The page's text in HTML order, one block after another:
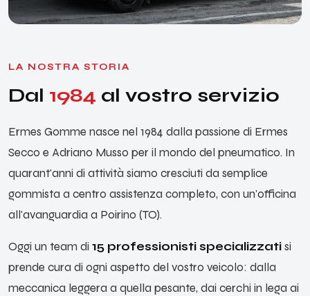
LA NOSTRA STORIA
Dal 1984 al vostro servizio
Ermes Gomme nasce nel 1984 dalla passione di Ermes
Secco e Adriano Musso per il mondo del pneumatico. In
quarant'anni di attività siamo cresciuti da semplice
gommista a centro assistenza completo, con un'officina
all'avanguardia a Poirino (TO).
Oggi un team di 15 professionisti specializzatisi
prende cura di ogni aspetto del vostro veicolo: dalla
meccanica leggera a quella pesante, dai cerchi in lega ai